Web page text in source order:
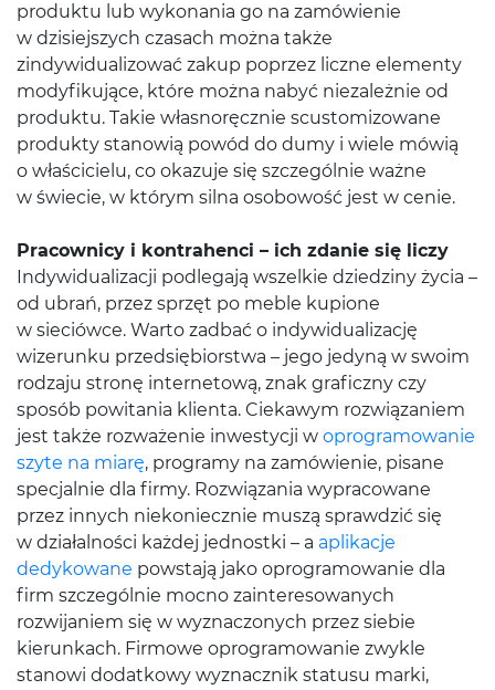
produktu lub wykonania go na zamówienie
w dzisiejszych czasach można także
zindywidualizować zakup poprzez liczne elementy
modyfikujące, które można nabyć niezależnie od
produktu. Takie własnoręcznie scustomizowane
produkty stanowią powód do dumy i wiele mówią
o właścicielu, co okazuje się szczególnie ważne
w świecie, w którym silna osobowość jest w cenie.
Pracownicy i kontrahenci – ich zdanie się liczy
Indywidualizacji podlegają wszelkie dziedziny życia –
od ubrań, przez sprzęt po meble kupione
w sieciówce. Warto zadbać o indywidualizację
wizerunku przedsiębiorstwa – jego jedyną w swoim
rodzaju stronę internetową, znak graficzny czy
sposób powitania klienta. Ciekawym rozwiązaniem
jest także rozważenie inwestycji w oprogramowanie
szyte na miarę, programy na zamówienie, pisane
specjalnie dla firmy. Rozwiązania wypracowane
przez innych niekoniecznie muszą sprawdzić się
w działalności każdej jednostki – a aplikacje
dedykowane powstają jako oprogramowanie dla
firm szczególnie mocno zainteresowanych
rozwijaniem się w wyznaczonych przez siebie
kierunkach. Firmowe oprogramowanie zwykle
stanowi dodatkowy wyznacznik statusu marki,